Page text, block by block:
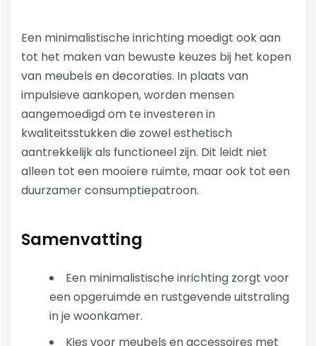
Een minimalistische inrichting moedigt ook aan
tot het maken van bewuste keuzes bij het kopen
van meubels en decoraties. In plaats van
impulsieve aankopen, worden mensen
aangemoedigd om te investeren in
kwaliteitsstukken die zowel esthetisch
aantrekkelijk als functioneel zijn. Dit leidt niet
alleen tot een mooiere ruimte, maar ook tot een
duurzamer consumptiepatroon.
Samenvatting
Een minimalistische inrichting zorgt voor
een opgeruimde en rustgevende uitstraling
in je woonkamer.
Kies voor meubels en accessoires met